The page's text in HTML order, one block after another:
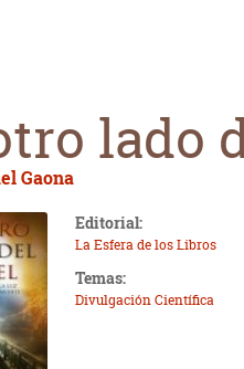
lado
Gaona
Editorial:
La Esfera de los Libros
Temas:
Divulgación Científica